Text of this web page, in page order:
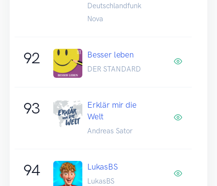
Deutschlandfunk
Nova
92 Besser leben
DER STANDARD
93
Erklär mir die
Welt
Andreas Sator
94 LukasBS
LukasBS